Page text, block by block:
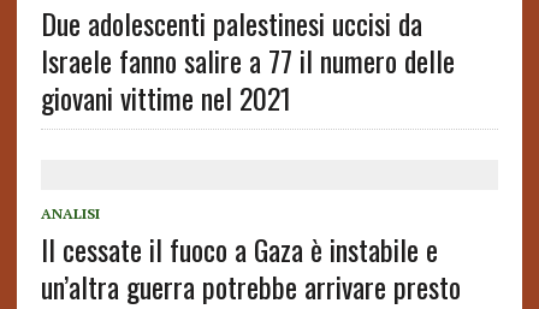
Due adolescenti palestinesi uccisi da
Israele fanno salire a 77 il numero delle
giovani vittime nel 2021
ANALISI
Il cessate il fuoco a Gaza è instabile e
un’altra guerra potrebbe arrivare presto